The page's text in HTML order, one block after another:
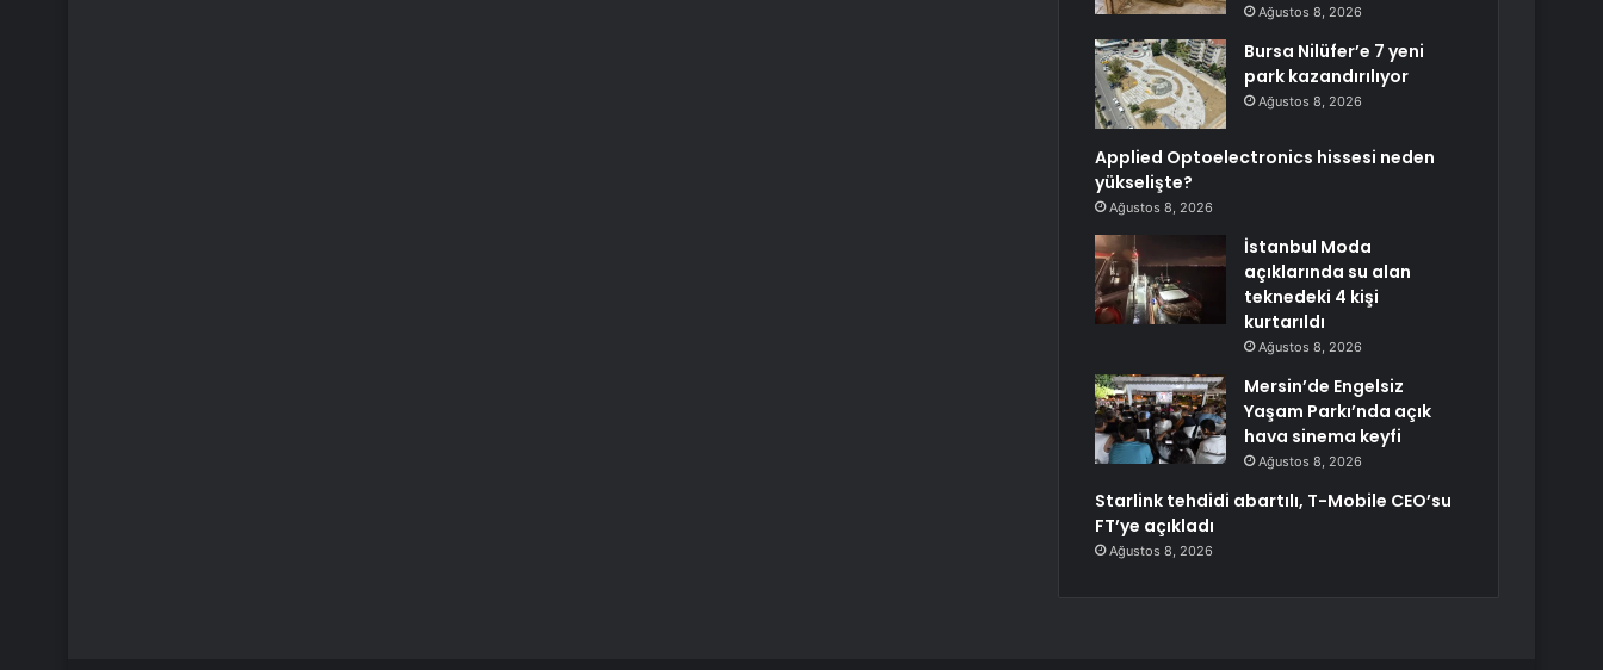
Ağustos 8, 2026
Bursa Nilüfer’e 7 yeni
park kazandırılıyor
Ağustos 8, 2026
Applied Optoelectronics hissesi neden
yükselişte?
Ağustos 8, 2026
İstanbul Moda
açıklarında su alan
teknedeki 4 kişi
kurtarıldı
Ağustos 8, 2026
Mersin’de Engelsiz
Yaşam Parkı’nda açık
hava sinema keyfi
Ağustos 8, 2026
Starlink tehdidi abartılı, T-Mobile CEO’su
FT’ye açıkladı
Ağustos 8, 2026